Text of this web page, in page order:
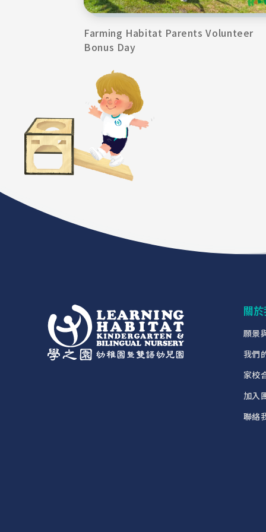
Farming Habitat Parents Volunteer
Bonus Day
關
願景
我們
家校
加入
聯絡